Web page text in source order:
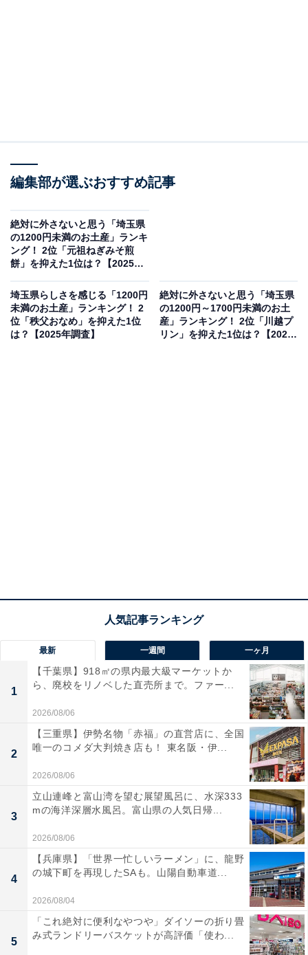
編集部が選ぶおすすめ記事
絶対に外さないと思う「埼玉県
の1200円未満のお土産」ランキ
ング！ 2位「元祖ねぎみそ煎
餅」を抑えた1位は？【2025年
埼玉県らしさを感じる「1200円
未満のお土産」ランキング！ 2
位「秩父おなめ」を抑えた1位
は？【2025年調査】
絶対に外さないと思う「埼玉県
の1200円～1700円未満のお土
産」ランキング！ 2位「川越プ
リン」を抑えた1位は？【2025
最新 一週間 一ヶ月
1
【千葉県】918㎡の県内最大級マーケットか
ら、廃校をリノベした直売所まで。ファー...
2026/08/06
2
【三重県】伊勢名物「赤福」の直営店に、全国
唯一のコメダ大判焼き店も！ 東名阪・伊...
2026/08/06
3
立山連峰と富山湾を望む展望風呂に、水深333
mの海洋深層水風呂。富山県の人気日帰...
2026/08/06
4
【兵庫県】「世界一忙しいラーメン」に、龍野
の城下町を再現したSAも。山陽自動車道...
2026/08/04
5
「これ絶対に便利なやつや」ダイソーの折り畳
み式ランドリーバスケットが高評価「使わ...